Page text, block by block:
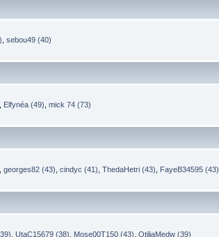
sebou49 (40)
Elfynéa (49) mick 74 (73)
georges82 (43) cindyc (41) ThedaHetri (43) FayeB34595 (43)
UtaC15679 (38) Mose00T150 (43) OtiliaMedw (39)